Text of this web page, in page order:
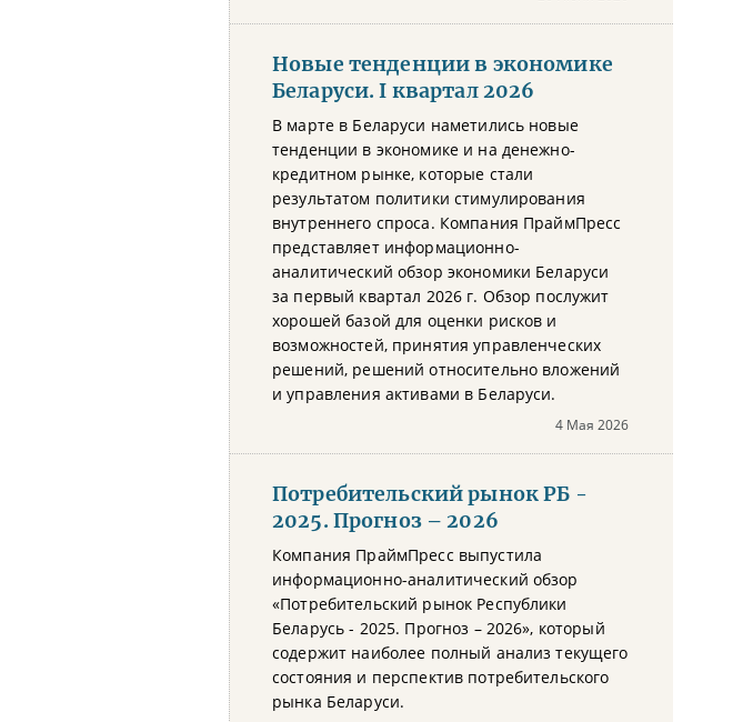
Новые тенденции в экономике
Беларуси. I квартал 2026
В марте в Беларуси наметились новые
тенденции в экономике и на денежно-
кредитном рынке, которые стали
результатом политики стимулирования
внутреннего спроса. Компания ПраймПресс
представляет информационно-
аналитический обзор экономики Беларуси
за первый квартал 2026 г. Обзор послужит
хорошей базой для оценки рисков и
возможностей, принятия управленческих
решений, решений относительно вложений
и управления активами в Беларуси.
4 Мая 2026
Потребительский рынок РБ -
2025. Прогноз – 2026
Компания ПраймПресс выпустила
информационно-аналитический обзор
«Потребительский рынок Республики
Беларусь - 2025. Прогноз – 2026», который
содержит наиболее полный анализ текущего
состояния и перспектив потребительского
рынка Беларуси.